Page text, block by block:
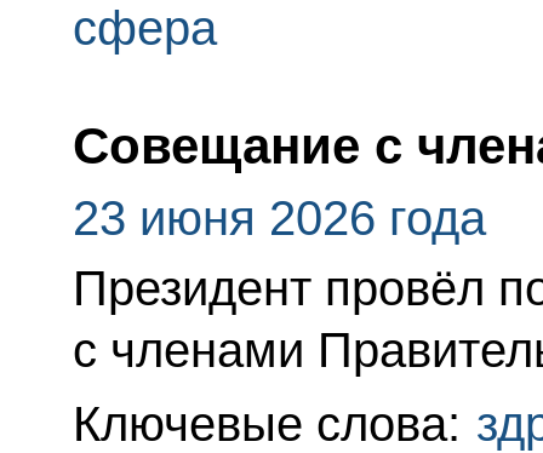
сфера
Совещание с
23 июня 2026 года
Президент провёл
с членами
Ключевые слова: